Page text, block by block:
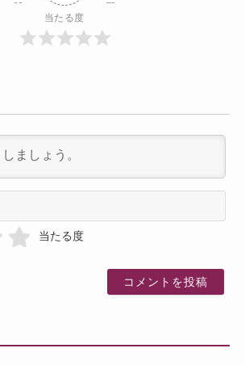
当たる度
当たる度